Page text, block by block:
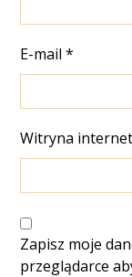
E-mail*
Witryna
Zapisz moje
przeglądarce